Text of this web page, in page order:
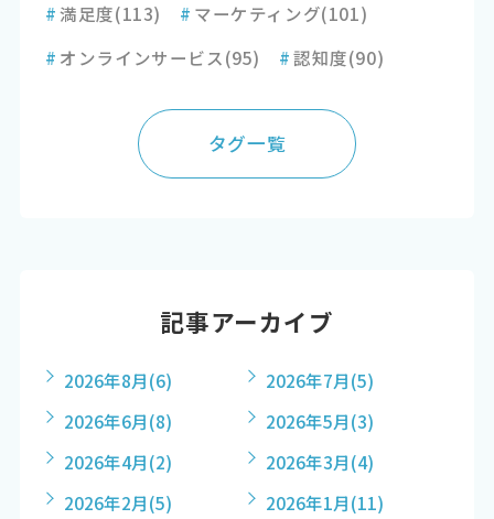
#満足度(113) # マーケティング(101)
# オンラインサービス(95) #認知度(90)
タグ一覧
記事アーカイブ
2026年8月(6) 2026年7月(5)
2026年6月(8) 2026年5月(3)
2026年4月(2) 2026年3月(4)
2026年2月(5) 2026年1月(11)